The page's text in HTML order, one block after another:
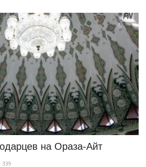
на Ораза-Айт
339